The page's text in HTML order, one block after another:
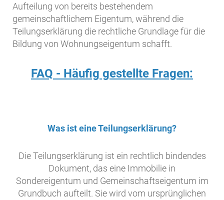
Aufteilung von bereits bestehendem
gemeinschaftlichem Eigentum, während die
Teilungserklärung die rechtliche Grundlage für die
Bildung von Wohnungseigentum schafft.
FAQ - Häufig gestellte Fragen:
Was ist eine Teilungserklärung?
Die Teilungserklärung ist ein rechtlich bindendes
Dokument, das eine Immobilie in
Sondereigentum und Gemeinschaftseigentum im
Grundbuch aufteilt. Sie wird vom ursprünglichen